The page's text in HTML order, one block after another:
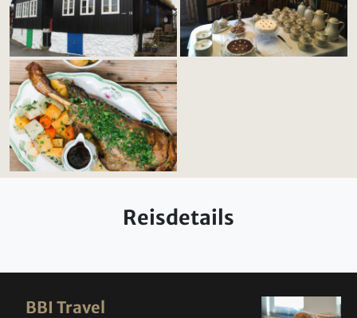
Reisdetails
BBI Travel